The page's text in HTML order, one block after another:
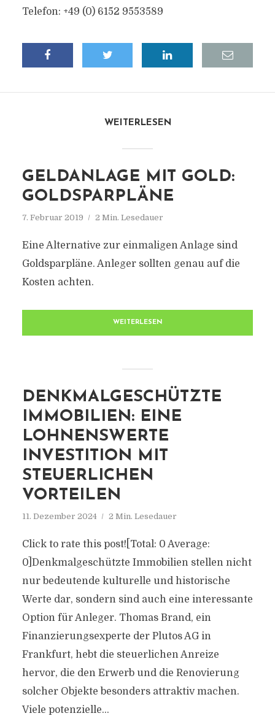
Telefon: +49 (0) 6152 9553589
WEITERLESEN
GELDANLAGE MIT GOLD:
GOLDSPARPLÄNE
7. Februar 2019 2 Min. Lesedauer
Eine Alternative zur einmaligen Anlage sind
Goldsparpläne. Anleger sollten genau auf die
Kosten achten.
WEITERLESEN
DENKMALGESCHÜTZTE
IMMOBILIEN: EINE
LOHNENSWERTE
INVESTITION MIT
STEUERLICHEN
VORTEILEN
11. Dezember 2024 2 Min. Lesedauer
Click to rate this post![Total: 0 Average:
0]Denkmalgeschützte Immobilien stellen nicht
nur bedeutende kulturelle und historische
Werte dar, sondern sind auch eine interessante
Option für Anleger. Thomas Brand, ein
Finanzierungsexperte der Plutos AG in
Frankfurt, hebt die steuerlichen Anreize
hervor, die den Erwerb und die Renovierung
solcher Objekte besonders attraktiv machen.
Viele potenzielle...